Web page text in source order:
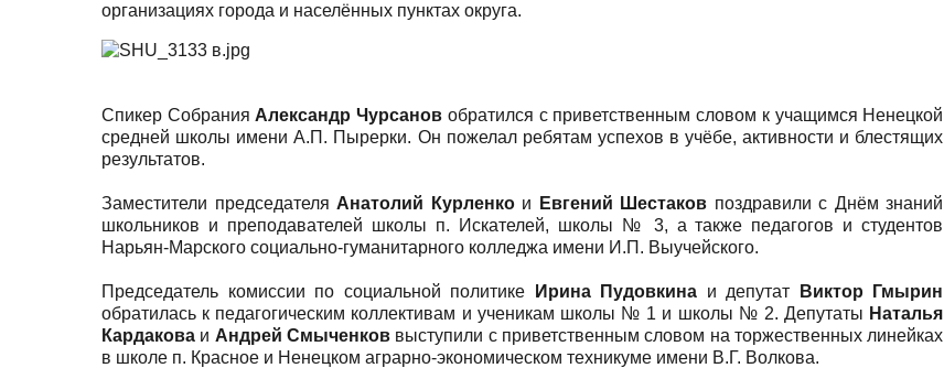
организациях города и населённых пунктах округа.
Спикер Собрания Александр Чурсанов обратился с приветственным словом к учащимся Ненецкой
средней школы имени А.П. Пырерки. Он пожелал ребятам успехов в учёбе, активности и блестящих
результатов.
Заместители председателя Анатолий Курленкои Евгений Шестаков поздравили с Днём знаний
школьников и преподавателей школы п. Искателей, школы № 3, а также педагогов и студентов
Нарьян-Марского социально-гуманитарного колледжа имени И.П. Выучейского.
Председатель комиссии по социальной политике Ирина Пудовкина и депутат
Виктор Гмырин
обратилась к педагогическим коллективам и ученикам школы № 1 и школы № 2. Депутаты Наталья
Кардакова и Андрей Смыченков выступили с приветственным словом на торжественных линейках
в школе п. Красное и Ненецком аграрно-экономическом техникуме имени В.Г. Волкова.